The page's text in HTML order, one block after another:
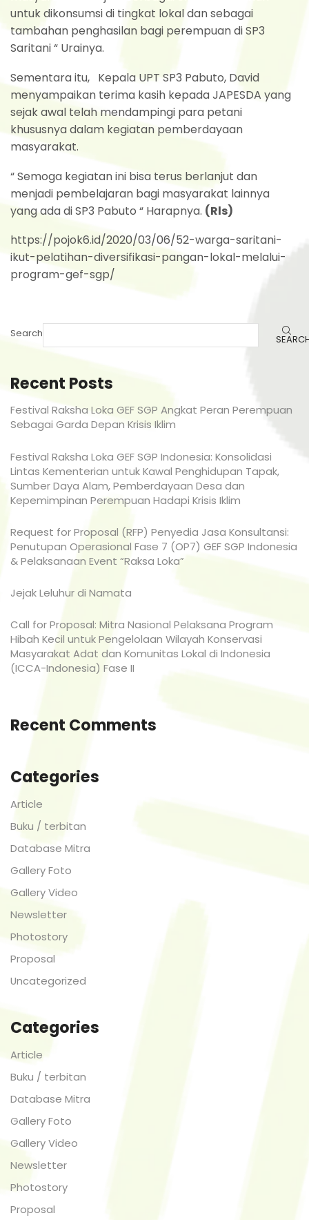
untuk dikonsumsi di tingkat lokal dan sebagai
tambahan penghasilan bagi perempuan di SP3
Saritani “ Urainya.
Sementara itu, Kepala UPT SP3 Pabuto, David
menyampaikan terima kasih kepada JAPESDA yang
sejak awal telah mendampingi para petani
khususnya dalam kegiatan pemberdayaan
masyarakat.
“ Semoga kegiatan ini bisa terus berlanjut dan
menjadi pembelajaran bagi masyarakat lainnya
yang ada di SP3 Pabuto “ Harapnya. (Rls)
https://pojok6.id/2020/03/06/52-warga-saritani-
ikut-pelatihan-diversifikasi-pangan-lokal-melalui-
program-gef-sgp/
Search
Recent Posts
Festival Raksha Loka GEF SGP Angkat Peran Perempuan
Sebagai Garda Depan Krisis Iklim
Festival Raksha Loka GEF SGP Indonesia: Konsolidasi
Lintas Kementerian untuk Kawal Penghidupan Tapak,
Sumber Daya Alam, Pemberdayaan Desa dan
Kepemimpinan Perempuan Hadapi Krisis Iklim
Request for Proposal (RFP) Penyedia Jasa Konsultansi:
Penutupan Operasional Fase 7 (OP7) GEF SGP Indonesia
& Pelaksanaan Event “Raksa Loka”
Jejak Leluhur di Namata
Call for Proposal: Mitra Nasional Pelaksana Program
Hibah Kecil untuk Pengelolaan Wilayah Konservasi
Masyarakat Adat dan Komunitas Lokal di Indonesia
(ICCA-Indonesia) Fase II
Recent Comments
Categories
Article
Buku / terbitan
Database Mitra
Gallery Foto
Gallery Video
Newsletter
Photostory
Proposal
Uncategorized
Categories
Article
Buku / terbitan
Database Mitra
Gallery Foto
Gallery Video
Newsletter
Photostory
Proposal